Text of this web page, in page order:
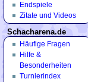
Endspiele
Zitate und Videos
Schacharena.de
Häufige Fragen
Hilfe &
Besonderheiten
Turnierindex